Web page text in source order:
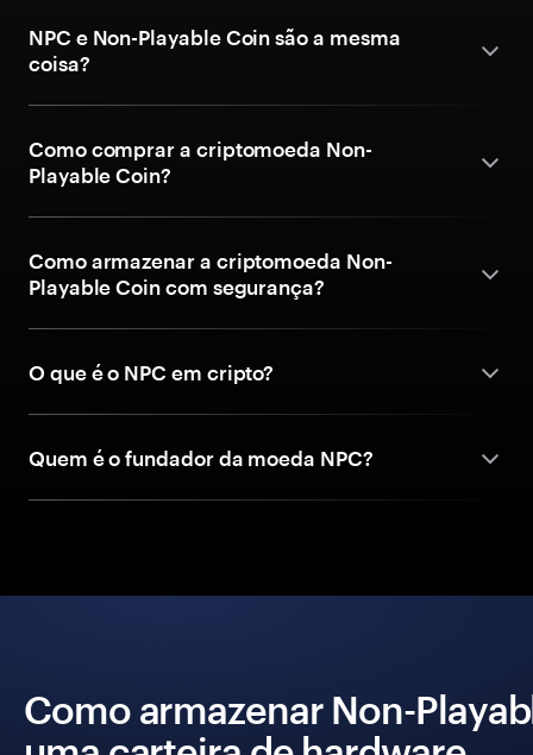
NPC e Non-Playable Coin são a mesma
coisa?
Como comprar a criptomoeda Non-
Playable Coin?
Como armazenar a criptomoeda Non-
Playable Coin com segurança?
O que é o NPC em cripto?
Quem é o fundador da moeda NPC?
Como armazenar Non-